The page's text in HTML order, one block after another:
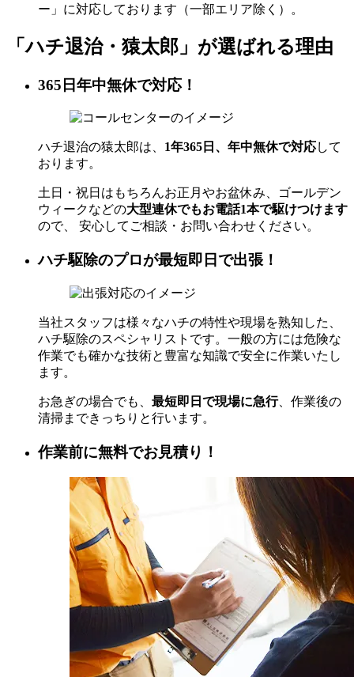
ー」に対応しております（一部エリア除く）。
「ハチ退治・猿太郎」が選ばれる理由
365日年中無休で対応！
ハチ退治の猿太郎は、 1年365日、年中無休で対応して
おります。
土日・祝日はもちろんお正月やお盆休み、ゴールデン
ウィークなどの大型連休でもお電話1本で駆けつけます
ので、 安心してご相談・お問い合わせください。
ハチ駆除のプロが最短即日で出張！
当社スタッフは様々なハチの特性や現場を熟知した、
ハチ駆除のスペシャリストです。一般の方には危険な
作業でも確かな技術と豊富な知識で安全に作業いたし
ます。
お急ぎの場合でも、 最短即日で現場に急行、作業後の
清掃まできっちりと行います。
作業前に無料でお見積り！